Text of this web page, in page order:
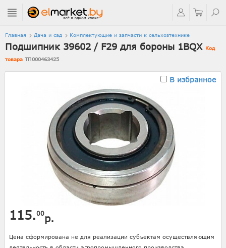
Главная Дача и сад Комплектующие и запчасти к сельхозтехнике
Подшипник 39602 / F29 для бороны 1BQX Код
товара ТП000463425
В избранное
115.00р.
Цена сформирована не для реализации субъектам осуществляющим